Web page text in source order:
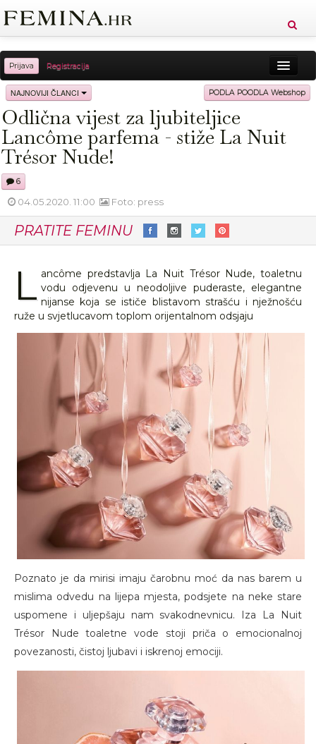
Prijava Registracija
Sreća Zdravlje Vitkost
Moda Ljubav Relax Putovanja
Proizvodi
NAJNOVIJI ČLANCI PODLA POODLA Webshop
Odlična vijest za ljubiteljice
Lancôme parfema - stiže La Nuit
Trésor Nude!
6
04.05.2020. 11:00 Foto: press
PRATITE FEMINU
L ancôme predstavlja La Nuit Trésor Nude, toaletnu
vodu odjevenu u neodoljive puderaste, elegantne
nijanse koja se ističe blistavom strašću i nježnošću
ruže u svjetlucavom toplom orijentalnom odsjaju
Poznato je da mirisi imaju čarobnu moć da nas barem u
mislima odvedu na lijepa mjesta, podsjete na neke stare
uspomene i uljepšaju nam svakodnevnicu. Iza La Nuit
Trésor Nude toaletne vode stoji priča o emocionalnoj
povezanosti, čistoj ljubavi i iskrenoj emociji.